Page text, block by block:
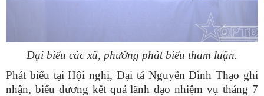
Đại biểu các xã, phường phát biểu tham luận.
Phát biểu tại Hội nghị, Đại tá Nguyễn Đình Thạo ghi
nhận, biểu dương kết quả lãnh đạo nhiệm vụ tháng 7